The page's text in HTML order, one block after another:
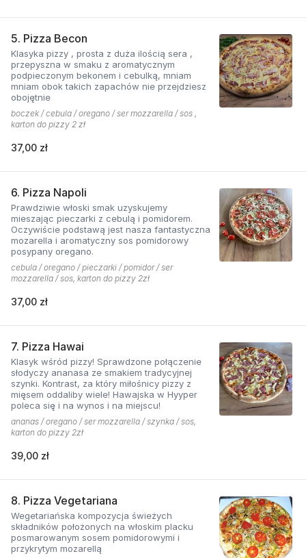
5. Pizza Becon
Klasyka pizzy , prosta z duża ilością sera ,
przepyszna w smaku z aromatycznym
podpieczonym bekonem i cebulką, mniam
mniam obok takich zapachów nie przejdziesz
obojętnie
boczek / cebula / oregano / ser mozzarella / sos ,
karton do pizzy 2 zł
37,00 zł
6. Pizza Napoli
Prawdziwie włoski smak uzyskujemy
mieszając pieczarki z cebulą i pomidorem.
Oczywiście podstawą jest nasza fantastyczna
mozarella i aromatyczny sos pomidorowy
posypany oregano.
cebula / oregano / pieczarki / pomidor / ser
mozzarella / sos, karton do pizzy 2zł
37,00 zł
7. Pizza Hawai
Klasyk wśród pizzy! Sprawdzone połączenie
słodyczy ananasa ze smakiem tradycyjnej
szynki. Kontrast, za który miłośnicy pizzy z
mięsem oddaliby wiele! Hawajska w Hyyper
poleca się i na wynos i na miejscu!
ananas / oregano / ser mozzarella / szynka / sos,
karton do pizzy 2zł
39,00 zł
8. Pizza Vegetariana
Wegetariańska kompozycja świeżych
składników położonych na włoskim placku
posmarowanym sosem pomidorowymi i
przykrytym mozarellą